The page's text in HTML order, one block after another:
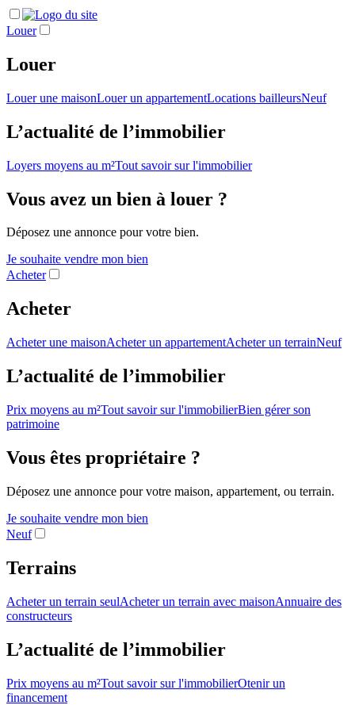
Louer
Louer
Louer une maisonLouer un appartementLocations bailleursNeuf
L’actualité de l’immobilier
Loyers moyens au m²Tout savoir sur l'immobilier
Vous avez un bien à louer ?
Déposez une annonce pour votre bien.
Je souhaite vendre mon bien
Acheter
Acheter
Acheter une maisonAcheter un appartementAcheter un terrainNeuf
L’actualité de l’immobilier
Prix moyens au m²Tout savoir sur l'immobilierBien gérer son
patrimoine
Vous êtes propriétaire ?
Déposez une annonce pour votre maison, appartement, ou terrain.
Je souhaite vendre mon bien
Neuf
Terrains
Acheter un terrain seulAcheter un terrain avec maisonAnnuaire des
constructeurs
L’actualité de l’immobilier
Prix moyens au m²Tout savoir sur l'immobilierOtenir un
financement